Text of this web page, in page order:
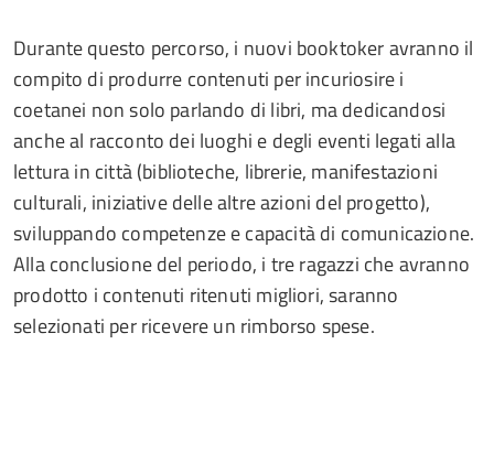
Durante questo percorso, i nuovi booktoker avranno il
compito di produrre contenuti per incuriosire i
coetanei non solo parlando di libri, ma dedicandosi
anche al racconto dei luoghi e degli eventi legati alla
lettura in città (biblioteche, librerie, manifestazioni
culturali, iniziative delle altre azioni del progetto),
sviluppando competenze e capacità di comunicazione.
Alla conclusione del periodo, i tre ragazzi che avranno
prodotto i contenuti ritenuti migliori, saranno
selezionati per ricevere un rimborso spese.